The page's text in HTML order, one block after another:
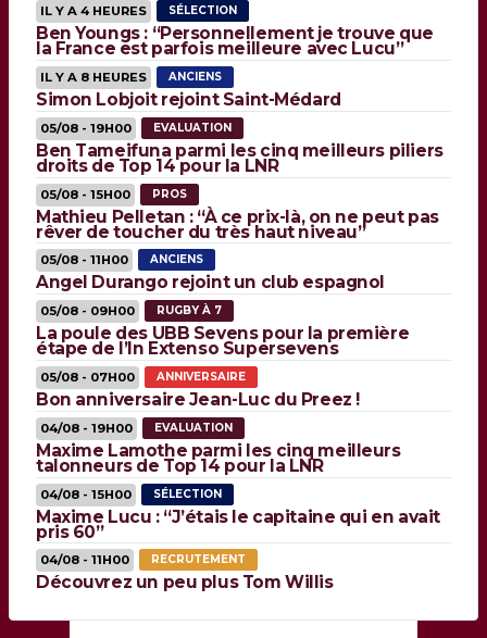
IL Y A 4 HEURES SÉLECTION
Ben Youngs : “Personnellement je trouve que
la France est parfois meilleure avec Lucu”
IL Y A 8 HEURES ANCIENS
Simon Lobjoit rejoint Saint-Médard
05/08 - 19H00 EVALUATION
Ben Tameifuna parmi les cinq meilleurs piliers
droits de Top 14 pour la LNR
05/08 - 15H00 PROS
Mathieu Pelletan : “À ce prix-là, on ne peut pas
rêver de toucher du très haut niveau”
05/08 - 11H00 ANCIENS
Angel Durango rejoint un club espagnol
05/08 - 09H00 RUGBY À 7
La poule des UBB Sevens pour la première
étape de l’In Extenso Supersevens
05/08 - 07H00 ANNIVERSAIRE
Bon anniversaire Jean-Luc du Preez !
04/08 - 19H00 EVALUATION
Maxime Lamothe parmi les cinq meilleurs
talonneurs de Top 14 pour la LNR
04/08 - 15H00 SÉLECTION
Maxime Lucu : “J’étais le capitaine qui en avait
pris 60”
04/08 - 11H00 RECRUTEMENT
Découvrez un peu plus Tom Willis